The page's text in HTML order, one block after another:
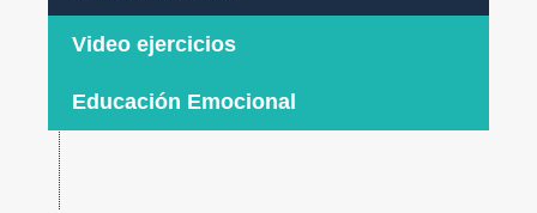
Video ejercicios
Educación Emocional